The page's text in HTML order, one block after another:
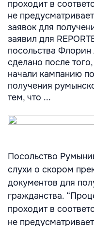
проходит в
не
заявок для
заявил для
посольства Флорин
сделано после
начали кампанию
получения
тем, что ...
Посольство
слухи о скором
документов для
гражданства.
проходит в
не